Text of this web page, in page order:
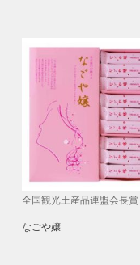
全国観光土産品連盟会長賞
なごや嬢